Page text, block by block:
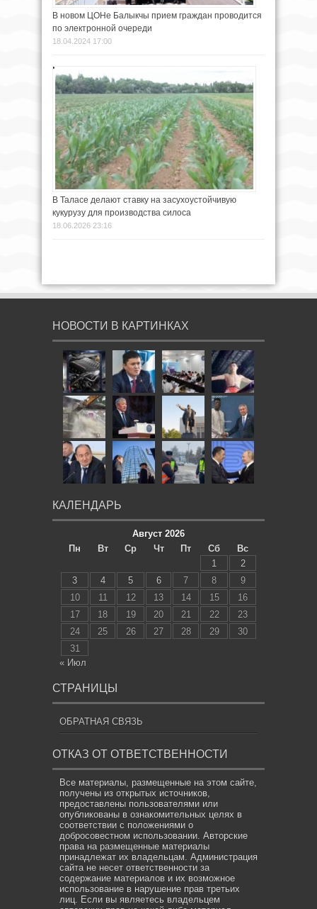
В новом ЦОНе Балыкчы прием граждан проводится
по электронной очереди
18.04.2024 17:00
В Таласе делают ставку на засухоустойчивую
кукурузу для производства силоса
18.06.2026 23:16
НОВОСТИ В КАРТИНКАХ
КАЛЕНДАРЬ
Август 2026
Пн
Вт Ср Чт Пт Сб
Вс
1
2
3
4 5 6 7 8
9
10
11 12 13 14 15
16
17
18 19 20 21 22
23
24
25 26 27 28 29
30
31
« Июл
СТРАНИЦЫ
ОБРАТНАЯ СВЯЗЬ
ОТКАЗ ОТ ОТВЕТСТВЕННОСТИ
Все материалы, размещенные на этом сайте,
получены из открытых источников,
предоставлены пользователями или
опубликованы в ознакомительных целях в
соответствии с положениями о
добросовестном использовании. Авторские
права на размещенные материалы
принадлежат их владельцам. Администрация
сайта не несет ответственности за
содержание материалов и их возможное
использование в нарушение прав третьих
лиц. Если вы являетесь владельцем